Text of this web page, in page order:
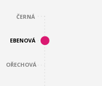
ČERNÁ
EBENOVÁ
OŘECHOVÁ